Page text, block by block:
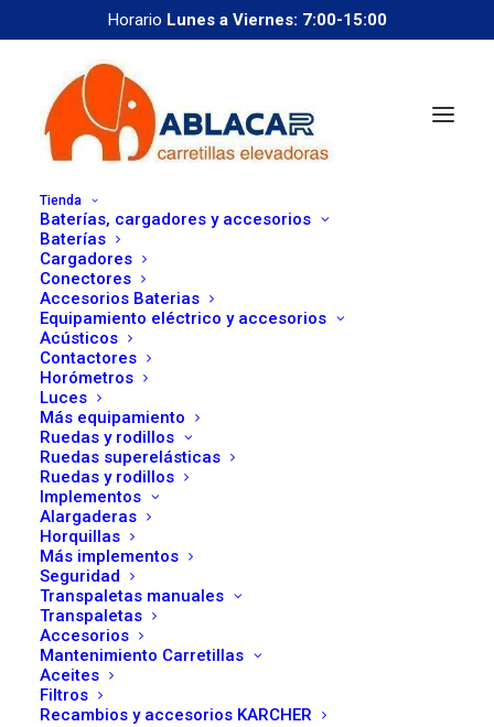
Horario Lunes a Viernes: 7:00-15:00
Tienda
Baterías, cargadores y accesorios
Baterías
Cargadores
Conectores
Accesorios Baterias
Equipamiento eléctrico y accesorios
Acústicos
Contactores
Horómetros
Luces
Más equipamiento
Ruedas y rodillos
Ruedas superelásticas
Ruedas y rodillos
Implementos
Alargaderas
Horquillas
Más implementos
Seguridad
Transpaletas manuales
Transpaletas
Accesorios
Mantenimiento Carretillas
Aceites
Filtros
Recambios y accesorios KARCHER
corto plazo